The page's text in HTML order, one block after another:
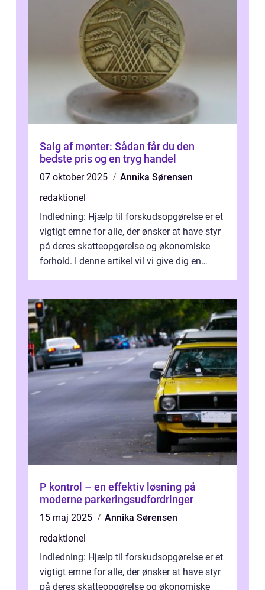
Salg af mønter: Sådan får du den
bedste pris og en tryg handel
07 oktober 2025
Annika Sørensen
redaktionel
Indledning: Hjælp til forskudsopgørelse er et
vigtigt emne for alle, der ønsker at have styr
på deres skatteopgørelse og økonomiske
forhold. I denne artikel vil vi give dig en
P kontrol – en effektiv løsning på
moderne parkeringsudfordringer
15 maj 2025
Annika Sørensen
redaktionel
Indledning: Hjælp til forskudsopgørelse er et
vigtigt emne for alle, der ønsker at have styr
på deres skatteopgørelse og økonomiske